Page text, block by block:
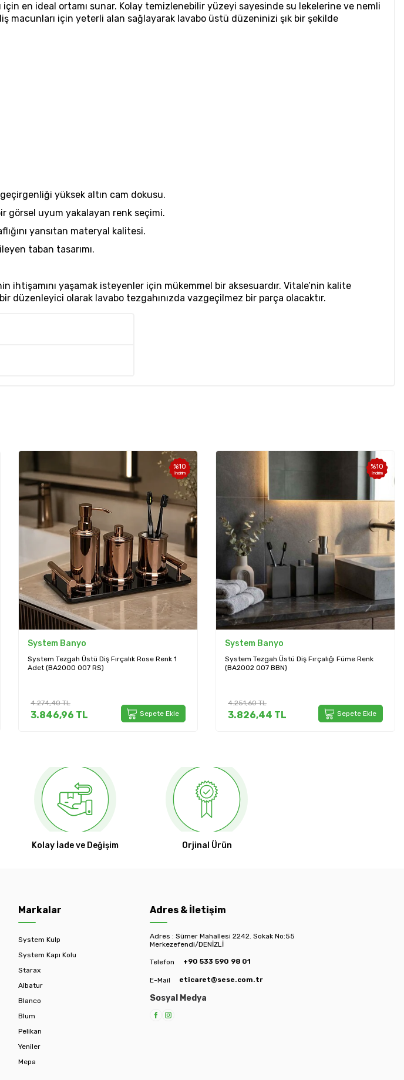
için en ideal ortamı sunar. Kolay temizlenebilir yüzeyi sayesinde su lekelerine ve nemli
macunları için yeterli alan sağlayarak lavabo üstü düzeninizi şık bir şekilde
yüksek altın cam dokusu.
görsel uyum yakalayan renk seçimi.
yansıtan materyal kalitesi.
taban tasarımı.
ihtişamını yaşamak isteyenler için mükemmel bir aksesuardır. Vitale’nin kalite
olarak lavabo tezgahınızda vazgeçilmez bir parça olacaktır.
%10
İndirim
System Banyo
System Tezgah Üstü Diş Fırçalığı Füme Renk
(BA2002 007 BBN)
4.251,60TL
3.826,44 TL Sepete Ekle
%10
İndirim
System Banyo
System Tezgah Üstü Diş Fırçalığı Antik Renk
(BA2008 007 ABM)
4.572,00TL
4.114,80TL Sepete Ekle
Kolay İade ve Değişim Orjinal Ürün
Markalar
System Kulp
System Kapı Kolu
Starax
Albatur
Blanco
Blum
Pelikan
Yeniler
Mepa
Adres & İletişim
Adres : Sümer Mahallesi 2242. Sokak No:55
Merkezefendi/DENİZLİ
Telefon +90 533 590 98 01
E-Mail eticaret@sese.com.tr
Sosyal Medya